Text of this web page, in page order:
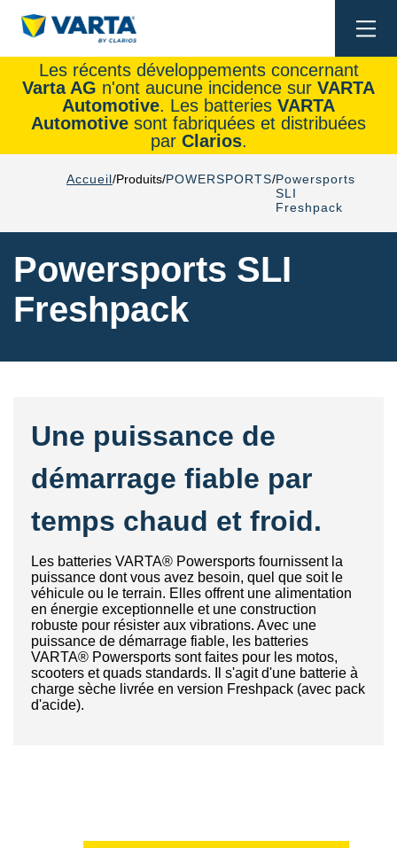
Les récents développements concernant
Varta AG n'ont aucune incidence sur VARTA
Automotive. Les batteries VARTA
Automotive sont fabriquées et distribuées
par Clarios.
Accueil Produits POWERSPORTS Powersports
SLI
Freshpack
Powersports SLI
Freshpack
Une puissance de
démarrage fiable par
temps chaud et froid.
Les batteries VARTA® Powersports fournissent la
puissance dont vous avez besoin, quel que soit le
véhicule ou le terrain. Elles offrent une alimentation
en énergie exceptionnelle et une construction
robuste pour résister aux vibrations. Avec une
puissance de démarrage fiable, les batteries
VARTA® Powersports sont faites pour les motos,
scooters et quads standards. Il s'agit d'une batterie à
charge sèche livrée en version Freshpack (avec pack
d'acide).